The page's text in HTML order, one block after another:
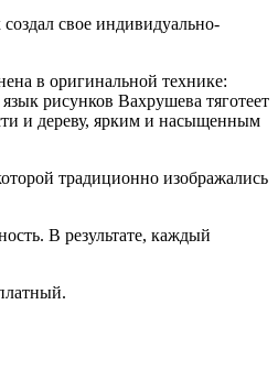
свое индивидуально-
в оригинальной технике:
рисунков Вахрушева тяготеет
и дереву, ярким и насыщенным
традиционно изображались
В результате, каждый